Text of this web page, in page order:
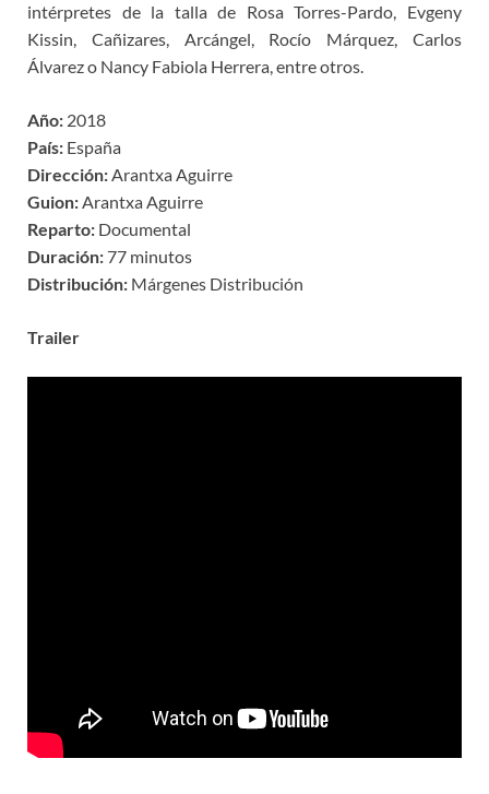
intérpretes de la talla de Rosa Torres-Pardo, Evgeny
Kissin, Cañizares, Arcángel, Rocío Márquez, Carlos
Álvarez o Nancy Fabiola Herrera, entre otros.
Año: 2018
País: España
Dirección:Arantxa Aguirre
Guion:Arantxa Aguirre
Reparto: Documental
Duración: 77 minutos
Distribución: Márgenes Distribución
Trailer